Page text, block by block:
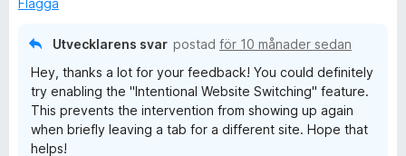
ö
r
o
Flagga
Utvecklarens svar postad för 10 månader sedan
Hey, thanks a lot for your feedback! You could definitely
try enabling the "Intentional Website Switching" feature.
This prevents the intervention from showing up again
when briefly leaving a tab for a different site. Hope that
helps!